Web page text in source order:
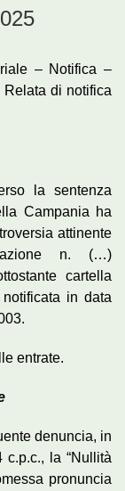
– Notifica –
di notifica
la sentenza
Campania ha
attinente
n. (…)
cartella
in data
entrate.
denuncia, in
c.p.c., la “Nullità
pronuncia